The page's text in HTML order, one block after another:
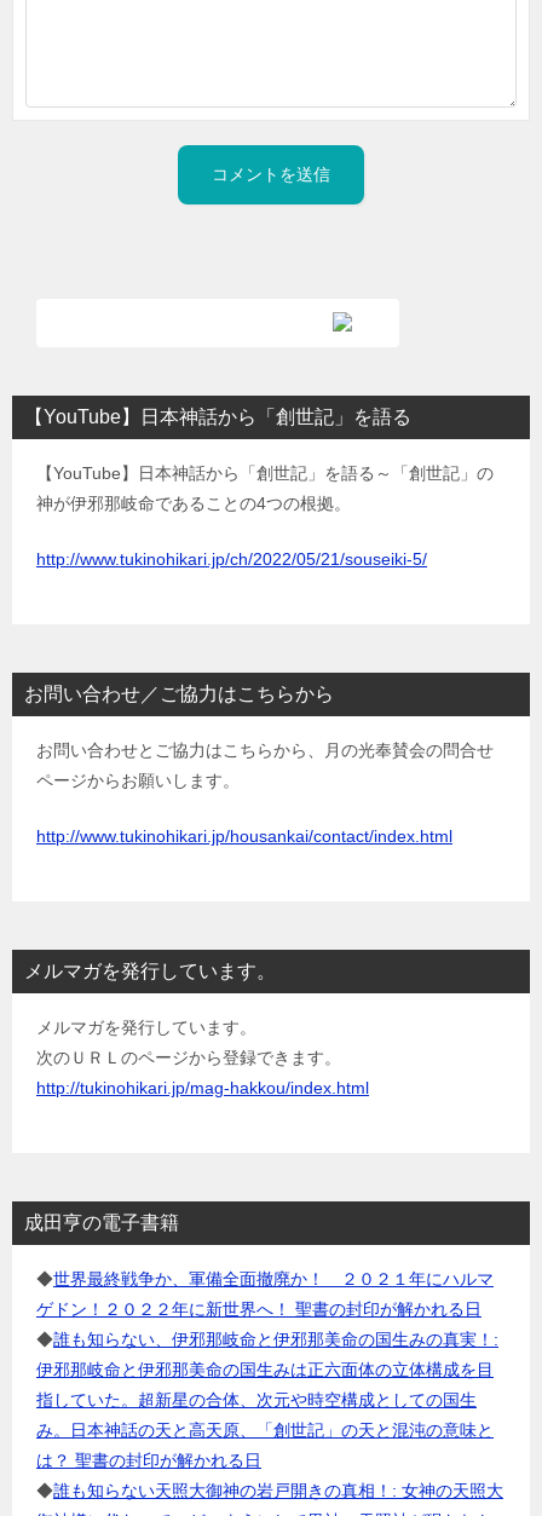
【YouTube】日本神話から「創世記」を語る
【YouTube】日本神話から「創世記」を語る～「創世記」の
神が伊邪那岐命であることの4つの根拠。
http://www.tukinohikari.jp/ch/2022/05/21/souseiki-5/
お問い合わせ／ご協力はこちらから
お問い合わせとご協力はこちらから、月の光奉賛会の問合せ
ページからお願いします。
http://www.tukinohikari.jp/housankai/contact/index.html
メルマガを発行しています。
メルマガを発行しています。
次のＵＲＬのページから登録できます。
http://tukinohikari.jp/mag-hakkou/index.html
成田亨の電子書籍
◆世界最終戦争か、軍備全面撤廃か！ ２０２１年にハルマ
ゲドン！２０２２年に新世界へ！ 聖書の封印が解かれる日
◆誰も知らない、伊邪那岐命と伊邪那美命の国生みの真実！:
伊邪那岐命と伊邪那美命の国生みは正六面体の立体構成を目
指していた。超新星の合体、次元や時空構成としての国生
み。日本神話の天と高天原、「創世記」の天と混沌の意味と
は？ 聖書の封印が解かれる日
◆誰も知らない天照大御神の岩戸開きの真相！: 女神の天照大